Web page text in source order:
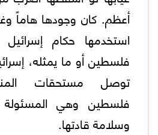
أعظم. كان وجودها هاماً
استخدمها حكام
فلسطين أو ما يمثله،
توصل مستحقات
فلسطين وهي المسئولة
وسلامة قادتها.